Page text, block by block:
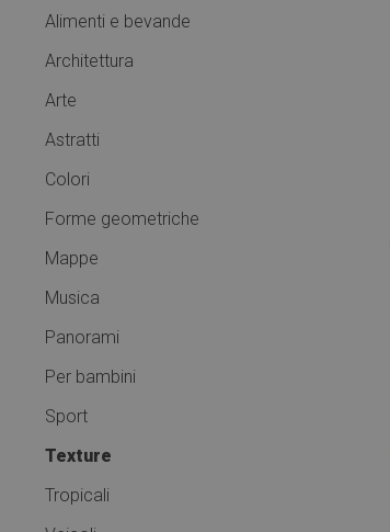
Alimenti e bevande
Architettura
Arte
Astratti
Colori
Forme geometriche
Mappe
Musica
Panorami
Per bambini
Sport
Texture
Tropicali